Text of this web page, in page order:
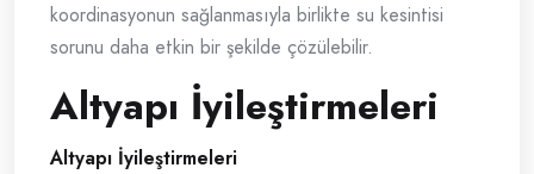
koordinasyonun sağlanmasıyla birlikte su kesintisi
sorunu daha etkin bir şekilde çözülebilir.
Altyapı İyileştirmeleri
Altyapı İyileştirmeleri